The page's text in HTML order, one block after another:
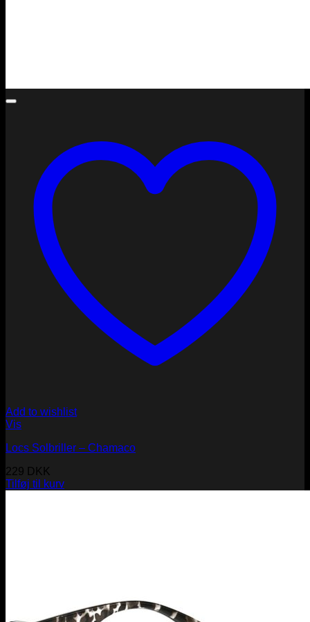
Add to wishlist
Vis
Locs Solbriller – Chamaco
229 DKK
Tilføj til kurv